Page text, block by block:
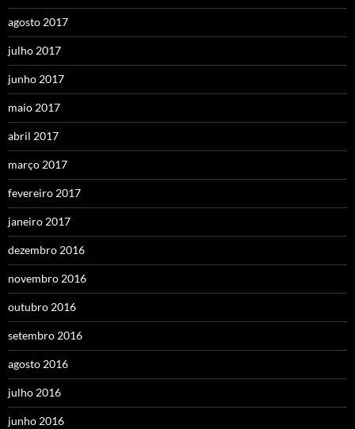
agosto 2017
julho 2017
junho 2017
maio 2017
abril 2017
março 2017
fevereiro 2017
janeiro 2017
dezembro 2016
novembro 2016
outubro 2016
setembro 2016
agosto 2016
julho 2016
junho 2016